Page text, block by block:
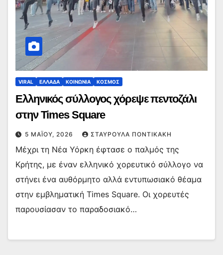
VIRAL ΕΛΛΑΔΑ ΚΟΙΝΩΝΙΑ ΚΟΣΜΟΣ
Ελληνικός σύλλογος χόρεψε πεντοζάλι
στην Times Square
5 ΜΑΪ́ΟΥ, 2026 ΣΤΑΥΡΟΎΛΑ ΠΟΝΤΙΚΆΚΗ
Μέχρι τη Νέα Υόρκη έφτασε ο παλμός της
Κρήτης, με έναν ελληνικό χορευτικό σύλλογο να
στήνει ένα αυθόρμητο αλλά εντυπωσιακό θέαμα
στην εμβληματική Times Square. Οι χορευτές
παρουσίασαν το παραδοσιακό…